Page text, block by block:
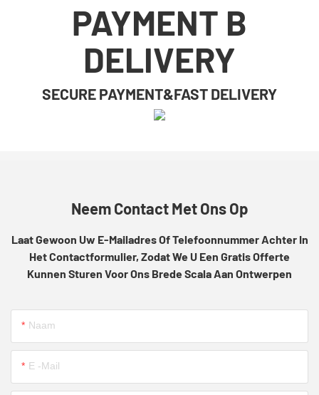
PAYMENT B
DELIVERY
SECURE PAYMENT&FAST DELIVERY
Neem Contact Met Ons Op
Laat Gewoon Uw E-Mailadres Of Telefoonnummer Achter In
Het Contactformulier, Zodat We U Een Gratis Offerte
Kunnen Sturen Voor Ons Brede Scala Aan Ontwerpen
Naam
E -mail